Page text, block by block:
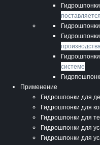
системе
Применение
Гидрошпонки для
Гидрошпонки для
Гидрошпонки для
Гидрошпонки для
Гидрошпонки для